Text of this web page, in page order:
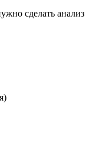
сделать анализ